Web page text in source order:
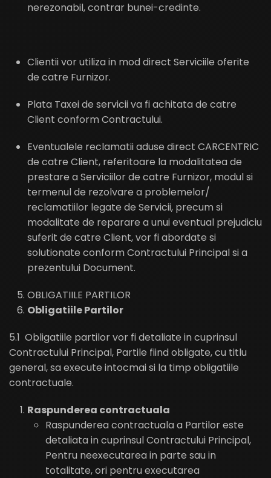
nerezonabil, contrar bunei-credinte.
Clientii vor utiliza in mod direct Serviciile oferite
de catre Furnizor.
Plata Taxei de servicii va fi achitata de catre
Client conform Contractului.
Eventualele reclamatii aduse direct CARCENTRIC
de catre Client, referitoare la modalitatea de
prestare a Serviciilor de catre Furnizor, modul si
termenul de rezolvare a problemelor/
reclamatiilor legate de Servicii, precum si
modalitate de reparare a unui eventual prejudiciu
suferit de catre Client, vor fi abordate si
solutionate conform Contractului Principal si a
prezentului Document.
OBLIGATIILE PARTILOR
Obligatiile Partilor
5.1 Obligatiile partilor vor fi detaliate in cuprinsul
Contractului Principal, Partile fiind obligate, cu titlu
general, sa execute intocmai si la timp obligatiile
contractuale.
Raspunderea contractuala
Raspunderea contractuala a Partilor este
detaliata in cuprinsul Contractului Principal,
Pentru neexecutarea in parte sau in
totalitate, ori pentru executarea